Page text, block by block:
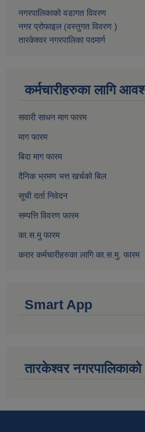
नगरपालिकाको वडागत विवरण
नगर प्रोफाइल (वस्तुगत विवरण )
तारकेश्वर नगरपालिका पदमार्ग
कर्मचारीहरुका लागि
सवारी साधन माग फारम
माग फारम
बिदा माग फारम
दैनिक भ्रमण भत्त खर्चको बिल
सूची दर्ता निवेदन
सम्पत्ति विवरण फारम
का.स.मु फारम
करार कर्मचारीहरुका लागि का.स.मु. फारम
Smart App
तारकेश्वर